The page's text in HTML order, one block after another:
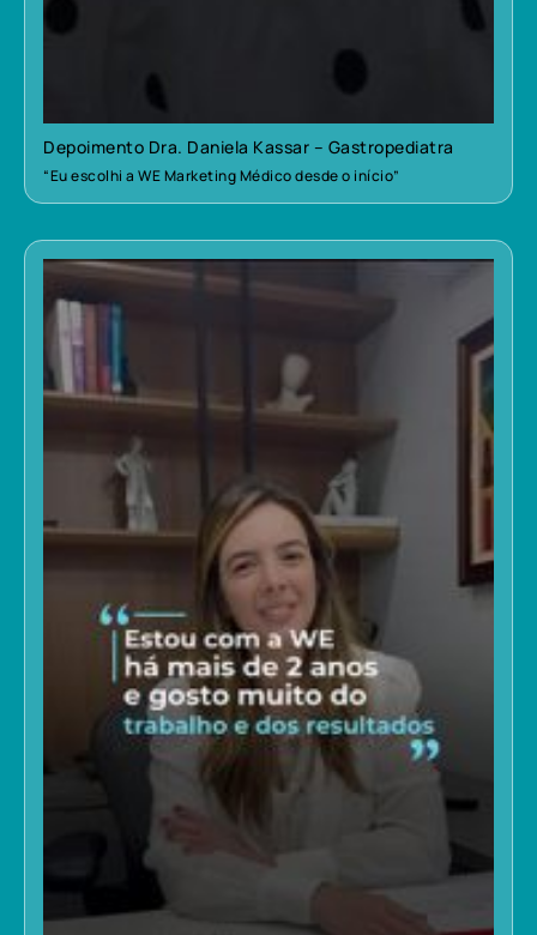
Depoimento Dra. Daniela Kassar – Gastropediatra
“Eu escolhi a WE Marketing Médico desde o início”